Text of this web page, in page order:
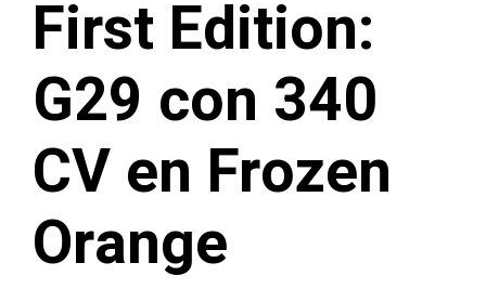
First Edition:
G29 con 340
CV en Frozen
Orange